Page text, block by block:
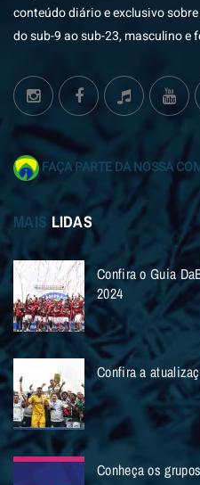
conteúdo diário e exclusivo
do sub-9 ao sub-23, masculino e
FAÇA PARTE DA NOSSA
MAIS LIDAS
Confira o Guia
2024
Confira a
Conheça os